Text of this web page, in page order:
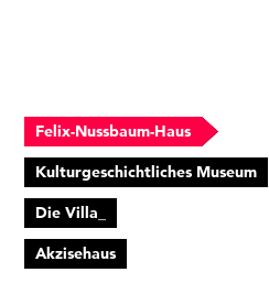
Felix-Nussbaum-Haus
Kulturgeschichtliches Museum
Die Villa_
Akzisehaus